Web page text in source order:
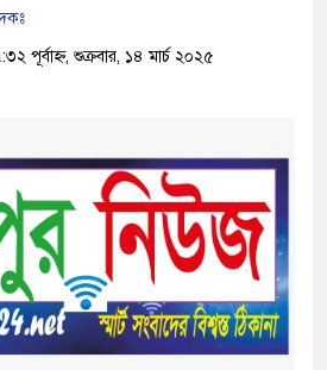
শুক্রবার, ১৪ মার্চ ২০২৫